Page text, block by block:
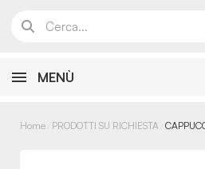
MENÙ
Home PRODOTTI SU RICHIESTA